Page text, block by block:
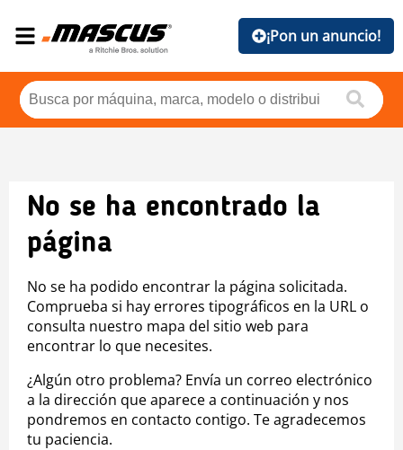
¡Pon un anuncio!
No se ha encontrado la
página
No se ha podido encontrar la página solicitada.
Comprueba si hay errores tipográficos en la URL o
consulta nuestro mapa del sitio web para
encontrar lo que necesites.
¿Algún otro problema? Envía un correo electrónico
a la dirección que aparece a continuación y nos
pondremos en contacto contigo. Te agradecemos
tu paciencia.